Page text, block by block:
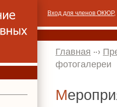
Вход для членов ОКЮР,
Главная
фотогалереи